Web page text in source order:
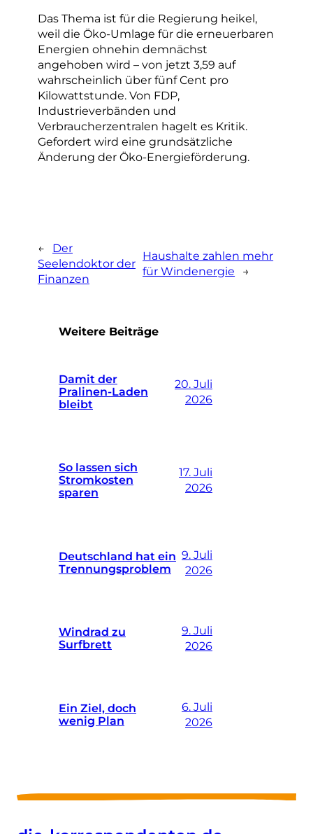
Das Thema ist für die Regierung heikel,
weil die Öko-Umlage für die erneuerbaren
Energien ohnehin demnächst
angehoben wird – von jetzt 3,59 auf
wahrscheinlich über fünf Cent pro
Kilowattstunde. Von FDP,
Industrieverbänden und
Verbraucherzentralen hagelt es Kritik.
Gefordert wird eine grundsätzliche
Änderung der Öko-Energieförderung.
←
Der
Seelendoktor der
Finanzen
Haushalte zahlen mehr
für Windenergie
→
Weitere Beiträge
Damit der
Pralinen-Laden
bleibt
20. Juli
2026
So lassen sich
Stromkosten
sparen
17. Juli
2026
Deutschland hat ein
Trennungsproblem
9. Juli
2026
Windrad zu
Surfbrett
9. Juli
2026
Ein Ziel, doch
wenig Plan
6. Juli
2026